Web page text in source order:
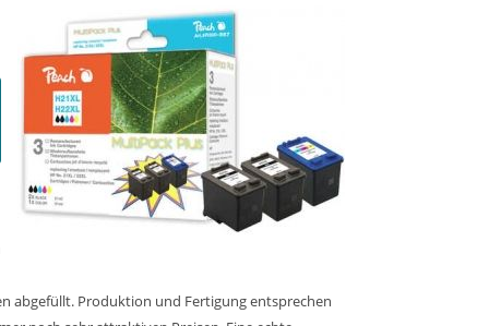
abgefüllt. Produktion und Fertigung entsprechen